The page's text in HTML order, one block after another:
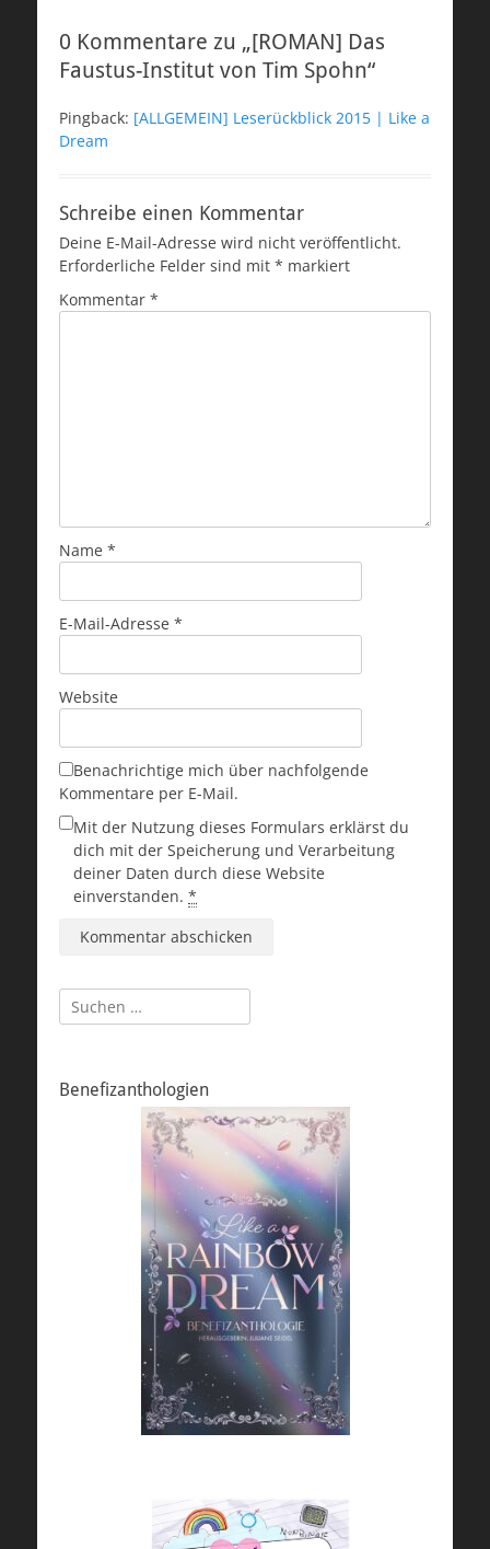
0 Kommentare zu „[ROMAN] Das
Faustus-Institut von Tim Spohn“
Pingback: [ALLGEMEIN] Leserückblick 2015 | Like a
Dream
Schreibe einen Kommentar
Deine E-Mail-Adresse wird nicht veröffentlicht.
Erforderliche Felder sind mit * markiert
Kommentar *
Name *
E-Mail-Adresse *
Website
Benachrichtige mich über nachfolgende
Kommentare per E-Mail.
Mit der Nutzung dieses Formulars erklärst du
dich mit der Speicherung und Verarbeitung
deiner Daten durch diese Website
einverstanden. *
Suchen
nach:
Benefizanthologien